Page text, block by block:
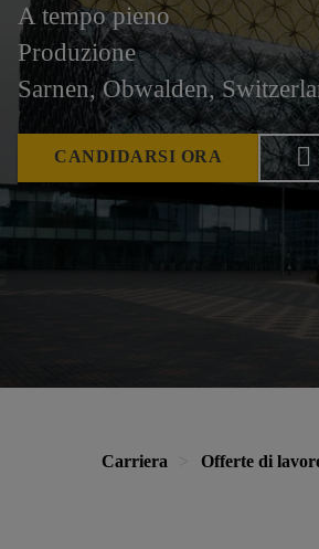
A tempo pieno
Produzione
Sarnen, Obwalden,
CANDIDARSI ORA
Carriera Offerte di